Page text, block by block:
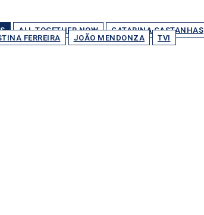
ALL TOGETHER NOW
CATARINA CASTANHAS
FERREIRA
JOÃO MENDONZA TVI